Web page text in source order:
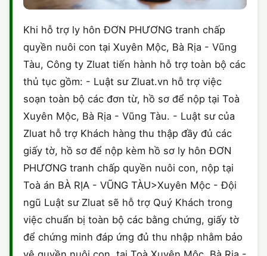
Khi hỗ trợ ly hôn ĐƠN PHƯƠNG tranh chấp
quyền nuôi con tại Xuyên Mộc, Bà Rịa - Vũng
Tàu, Công ty Zluat tiến hành hỗ trợ toàn bộ các
thủ tục gồm: - Luật sư Zluat.vn hỗ trợ việc
soạn toàn bộ các đơn từ, hồ sơ để nộp tại Toà
Xuyên Mộc, Bà Rịa - Vũng Tàu. - Luật sư của
Zluat hỗ trợ Khách hàng thu thập đầy đủ các
giấy tờ, hồ sơ để nộp kèm hồ sơ ly hôn ĐƠN
PHƯƠNG tranh chấp quyền nuôi con, nộp tại
Toà án BÀ RỊA - VŨNG TÀU>Xuyên Mộc - Đội
ngũ Luật sư Zluat sẽ hỗ trợ Quý Khách trong
việc chuẩn bị toàn bộ các bằng chứng, giấy tờ
để chứng minh đáp ứng đủ thu nhập nhằm bảo